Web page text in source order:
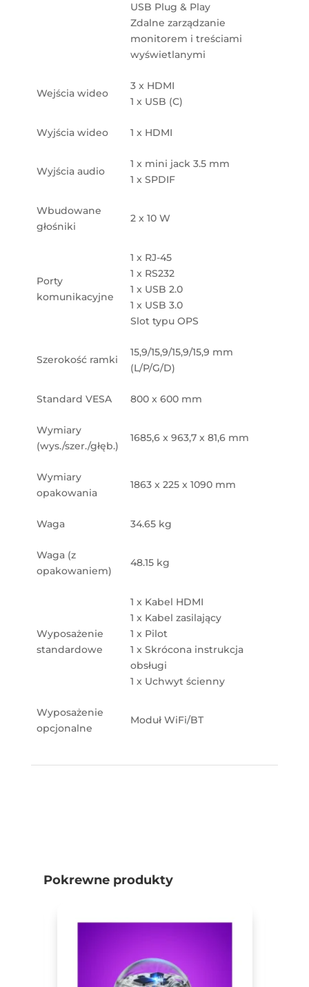
USB Plug & Play
Zdalne zarządzanie
monitorem i treściami
wyświetlanymi
Wejścia wideo
3 x HDMI
1 x USB (C)
Wyjścia wideo 1 x HDMI
Wyjścia audio
1 x mini jack 3.5 mm
1 x SPDIF
Wbudowane
głośniki
2 x 10 W
Porty
komunikacyjne
1 x RJ-45
1 x RS232
1 x USB 2.0
1 x USB 3.0
Slot typu OPS
Szerokość ramki
15,9/15,9/15,9/15,9 mm
(L/P/G/D)
Standard VESA 800 x 600 mm
Wymiary
(wys./szer./głęb.)
1685,6 x 963,7 x 81,6 mm
Wymiary
opakowania
1863 x 225 x 1090 mm
Waga 34.65 kg
Waga (z
opakowaniem)
48.15 kg
Wyposażenie
standardowe
1 x Kabel HDMI
1 x Kabel zasilający
1 x Pilot
1 x Skrócona instrukcja
obsługi
1 x Uchwyt ścienny
Wyposażenie
opcjonalne
Moduł WiFi/BT
Pokrewne produkty